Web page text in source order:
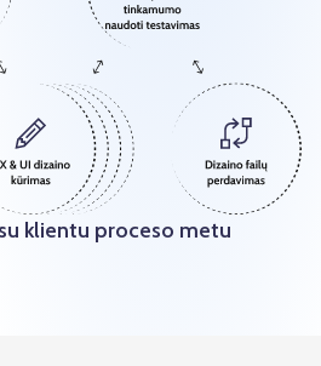
klientu proceso metu